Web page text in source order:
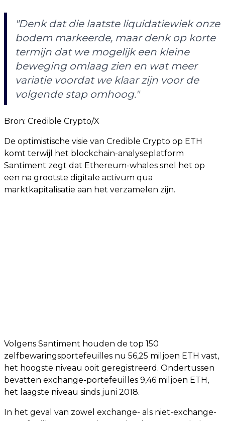
"Denk dat die laatste liquidatiewiek onze
bodem markeerde, maar denk op korte
termijn dat we mogelijk een kleine
beweging omlaag zien en wat meer
variatie voordat we klaar zijn voor de
volgende stap omhoog."
Bron: Credible Crypto/X
De optimistische visie van Credible Crypto op ETH
komt terwijl het blockchain-analyseplatform
Santiment zegt dat Ethereum-whales snel het op
een na grootste digitale activum qua
marktkapitalisatie aan het verzamelen zijn.
Volgens Santiment houden de top 150
zelfbewaringsportefeuilles nu 56,25 miljoen ETH vast,
het hoogste niveau ooit geregistreerd. Ondertussen
bevatten exchange-portefeuilles 9,46 miljoen ETH,
het laagste niveau sinds juni 2018.
In het geval van zowel exchange- als niet-exchange-